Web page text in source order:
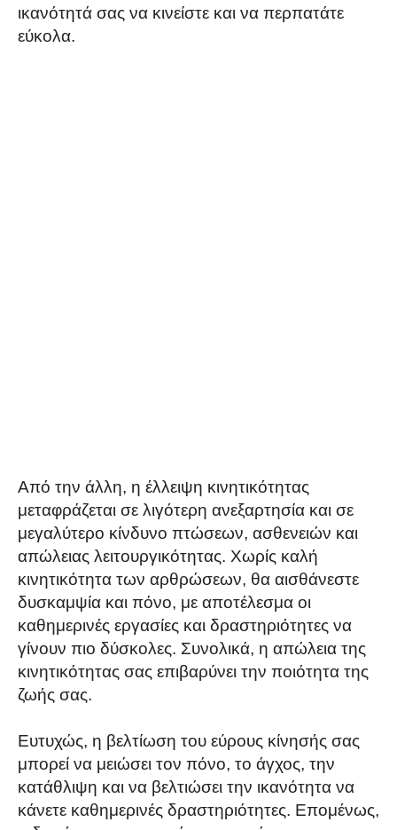
ικανότητά σας να κινείστε και να περπατάτε
εύκολα.
Από την άλλη, η έλλειψη κινητικότητας
μεταφράζεται σε λιγότερη ανεξαρτησία και σε
μεγαλύτερο κίνδυνο πτώσεων, ασθενειών και
απώλειας λειτουργικότητας. Χωρίς καλή
κινητικότητα των αρθρώσεων, θα αισθάνεστε
δυσκαμψία και πόνο, με αποτέλεσμα οι
καθημερινές εργασίες και δραστηριότητες να
γίνουν πιο δύσκολες. Συνολικά, η απώλεια της
κινητικότητας σας επιβαρύνει την ποιότητα της
ζωής σας.
Ευτυχώς, η βελτίωση του εύρους κίνησής σας
μπορεί να μειώσει τον πόνο, το άγχος, την
κατάθλιψη και να βελτιώσει την ικανότητα να
κάνετε καθημερινές δραστηριότητες. Επομένως,